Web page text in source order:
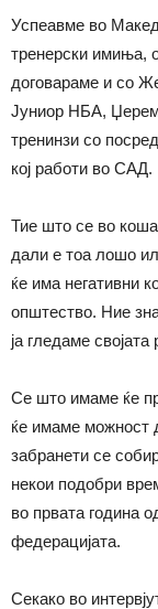
Успеавме во
тренерски имиња,
договараме и со
Јуниор НБА,
тренинзи со
кој работи во САД.
Тие што се во
дали е тоа лошо
ќе има негативни
општество. Ние
ја гледаме
Се што имаме ќе
ќе имаме можност
забранети се
некои подобри
во првата година
федерацијата.
Секако во